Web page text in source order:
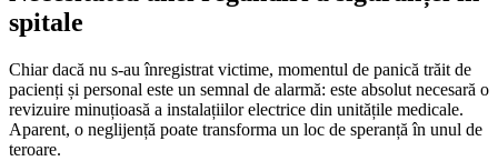
spitale
Chiar dacă nu s-au înregistrat victime, momentul de panică trăit de
pacienți și personal este un semnal de alarmă: este absolut necesară o
revizuire minuțioasă a instalațiilor electrice din unitățile medicale.
Aparent, o neglijență poate transforma un loc de speranță în unul de
teroare.